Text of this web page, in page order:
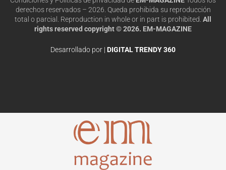
derechos reservados – 2026. Queda prohibida su reproducción
total o parcial. Reproduction in whole or in part is prohibited. All
rights reserved copyright © 2026. EM-MAGAZINE
Desarrollado por | DIGITAL TRENDY 360